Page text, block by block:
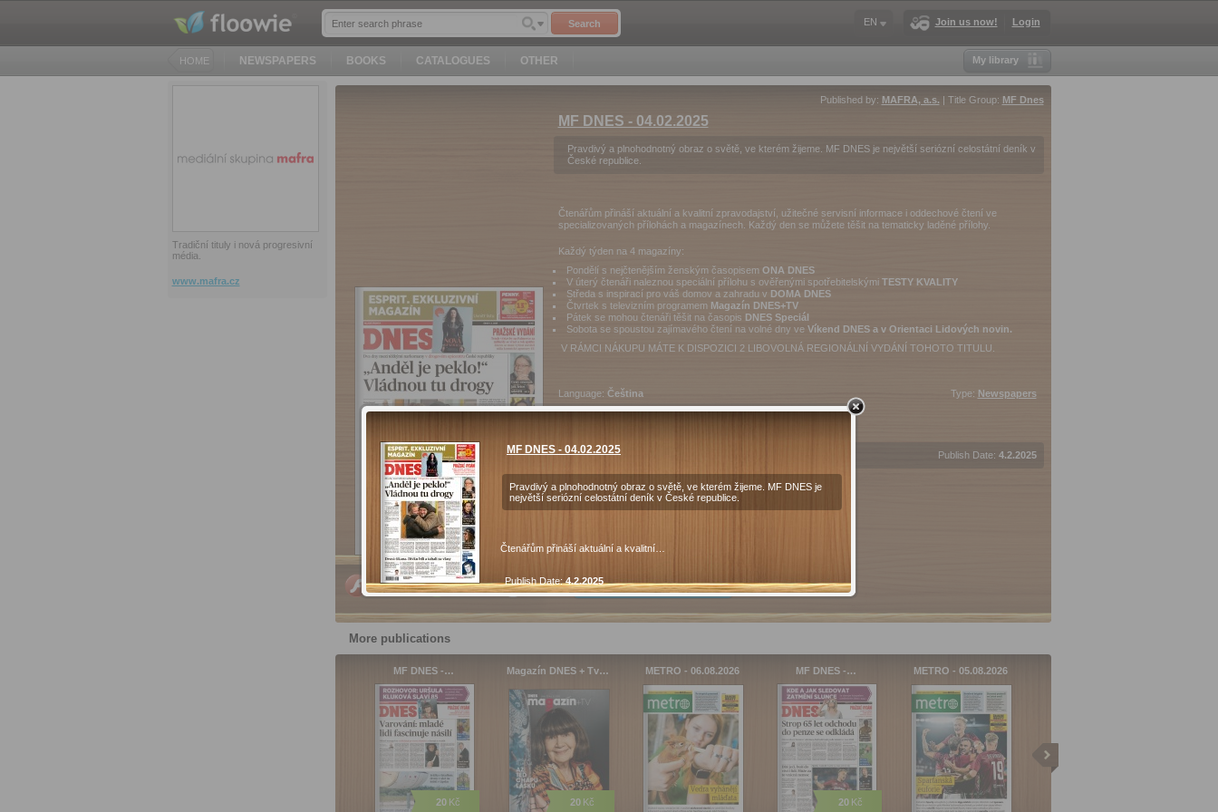
Search Join us now! Login
EN
HOME NEWSPAPERS BOOKS CATALOGUES OTHER My library
Tradiční tituly i nová progresivní
média.
www.mafra.cz
PC, Mac Android iOS
Published by: MAFRA, a.s. | Title Group: MF Dnes
MF DNES - 04.02.2025
Pravdivý a plnohodnotný obraz o světě, ve kterém žijeme. MF DNES je největší seriózní celostátní deník v
České republice.
Čtenářům přináší aktuální a kvalitní zpravodajství, užitečné servisní informace i oddechové čtení ve
specializovaných přílohách a magazínech. Každý den se můžete těšit na tematicky laděné přílohy.
Každý týden na 4 magazíny:
Pondělí s nejčtenějším ženským časopisem ONA DNES
V úterý čtenáři naleznou speciální přílohu s ověřenými spotřebitelskými TESTY KVALITY
Středa s inspirací pro váš domov a zahradu v DOMA DNES
Čtvrtek s televizním programem Magazín DNES+TV
Pátek se mohou čtenáři těšit na časopis DNES Speciál
Sobota se spoustou zajímavého čtení na volné dny veVíkend DNES a v Orientaci Lidových novin.
V RÁMCI NÁKUPU MÁTE K DISPOZICI 2 LIBOVOLNÁ REGIONÁLNÍ VYDÁNÍ TOHOTO TITULU.
Language: Čeština Type: Newspapers
Newspaper
Pages:1 Publish Date: 4.2.2025
Price includes attachments
More publications
MF DNES -…
20Kč
Magazín DNES + Tv…
20 Kč
METRO - 06.08.2026 MF DNES -…
20Kč
METRO - 05.08.2026
MF DNES - 04.02.2025
Pravdivý a plnohodnotný obraz o světě, ve kterém žijeme. MF DNES je
největší seriózní celostátní deník v České republice.
Čtenářům přináší aktuální a kvalitní…
Publish Date:4.2.2025
Pages:1Times viewed:0
online version
CZK 20
Prepaid order
Purchase